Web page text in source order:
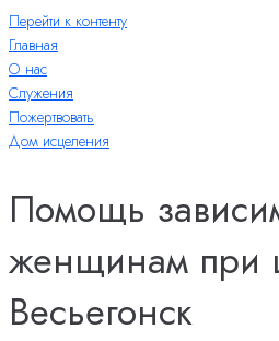
Перейти к контенту
Главная
О нас
Служения
Пожертвовать
Дом исцеления
Помощь
женщинам при
Весьегонск